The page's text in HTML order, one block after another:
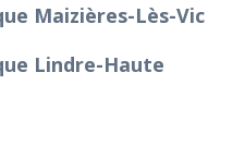
Maizières-Lès-Vic
Lindre-Haute